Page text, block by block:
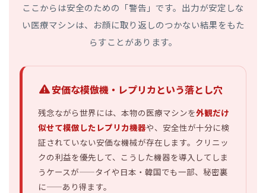
ここからは安全のための「警告」です。出力が安定しな
い医療マシンは、お顔に取り返しのつかない結果をもた
らすことがあります。
安価な模倣機・レプリカという落とし穴
残念ながら世界には、本物の医療マシンを外観だけ
似せて模倣したレプリカ機器や、安全性が十分に検
証されていない安価な機械が存在します。クリニッ
クの利益を優先して、こうした機器を導入してしま
うケースが——タイや日本・韓国でも一部、秘密裏
に——あり得ます。